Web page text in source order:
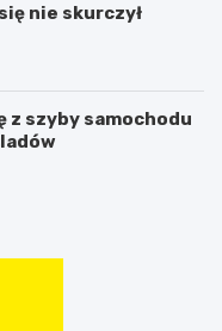
nie skurczył
z szyby samochodu